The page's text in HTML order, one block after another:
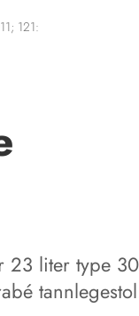
121:
23 liter type